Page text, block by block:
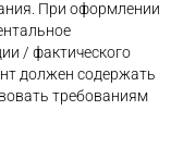
При оформлении
/ фактического
должен содержать
требованиям